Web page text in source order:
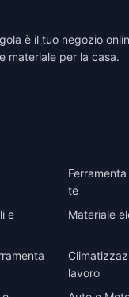
è il tuo negozio
materiale per la casa.
te
e
Materiale
lavoro